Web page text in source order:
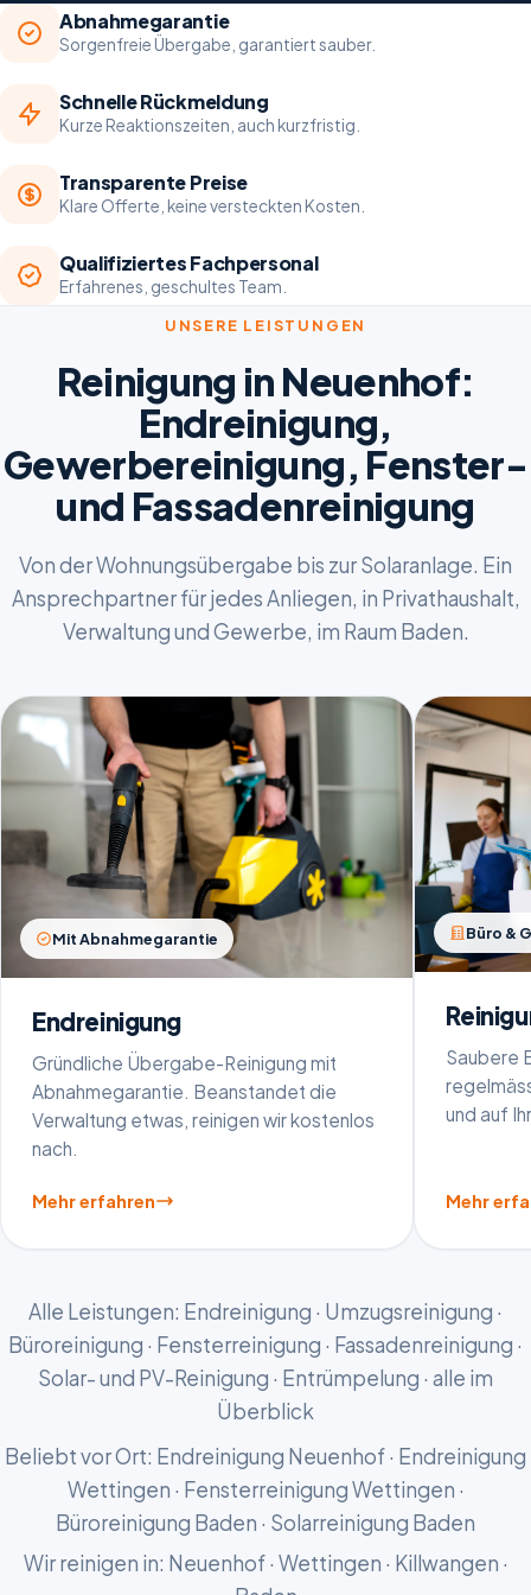
Abnahmegarantie
Sorgenfreie Übergabe, garantiert sauber.
Schnelle Rückmeldung
Kurze Reaktionszeiten, auch kurzfristig.
Transparente Preise
Klare Offerte, keine versteckten Kosten.
Qualifiziertes Fachpersonal
Erfahrenes, geschultes Team.
UNSERE LEISTUNGEN
Reinigung in Neuenhof:
Endreinigung,
Gewerbereinigung, Fenster-
und Fassadenreinigung
Von der Wohnungsübergabe bis zur Solaranlage. Ein
Ansprechpartner für jedes Anliegen, in Privathaushalt,
Verwaltung und Gewerbe, im Raum Baden.
Mit Abnahmegarantie
Endreinigung
Gründliche Übergabe-Reinigung mit
Abnahmegarantie. Beanstandet die
Verwaltung etwas, reinigen wir kostenlos
nach.
Mehr erfahren
Büro &
Saubere
und auf
Mehr
Alle Leistungen: Endreinigung · Umzugsreinigung ·
Büroreinigung · Fensterreinigung · Fassadenreinigung ·
Solar- und PV-Reinigung · Entrümpelung · alle im
Überblick
Beliebt vor Ort: Endreinigung Neuenhof· Endreinigung
Wettingen · Fensterreinigung Wettingen ·
Büroreinigung Baden · Solarreinigung Baden
Wir reinigen in: Neuenhof· Wettingen · Killwangen ·